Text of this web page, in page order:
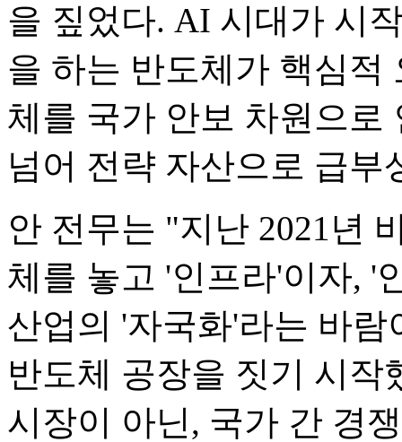
을 짚었다. AI 시대가 시
을 하는 반도체가 핵심적
체를 국가 안보 차원으로
넘어 전략 자산으로 급
안 전무는 "지난 2021년
체를 놓고 '인프라'이자, '
산업의 '자국화'라는 바
반도체 공장을 짓기 시
시장이 아닌, 국가 간 경